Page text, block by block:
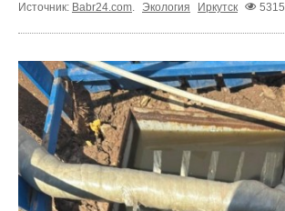
Источник: Babr24.com. Экология Иркутск 5315